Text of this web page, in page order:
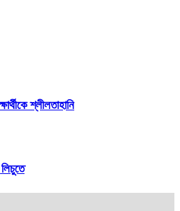
শ্লীলতাহানি